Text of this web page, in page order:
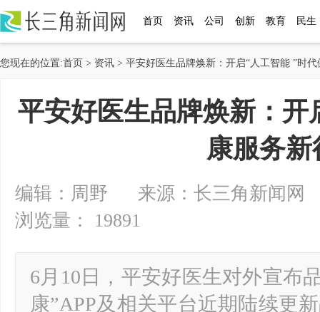
首页 资讯 公司 创新 教育 民生
您现在的位置:首页 > 资讯 > 平安好医生品牌焕新：开启“人工智能 ”时
平安好医生品牌焕新：开
康服务新
编辑：周野 来源：长三角新闻网
浏览量： 19891
6月10日，平安好医生对外宣布
康”APP及相关平台近期陆续更